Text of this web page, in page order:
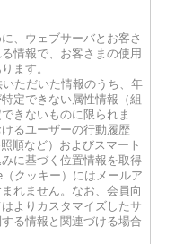
、ウェブサーバとお客さ
情報で、お客さまの使用
ます。
ただいた情報のうち、年
定できない属性情報（組
きないものに限られま
るユーザーの行動履歴
順など）およびスマート
に基づく位置情報を取得
クッキー）にはメールア
れません。なお、会員向
よりカスタマイズしたサ
る情報と関連づける場合